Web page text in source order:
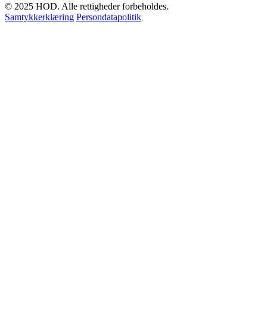
© 2025 HOD. Alle rettigheder forbeholdes.
Samtykkerklæring Persondatapolitik